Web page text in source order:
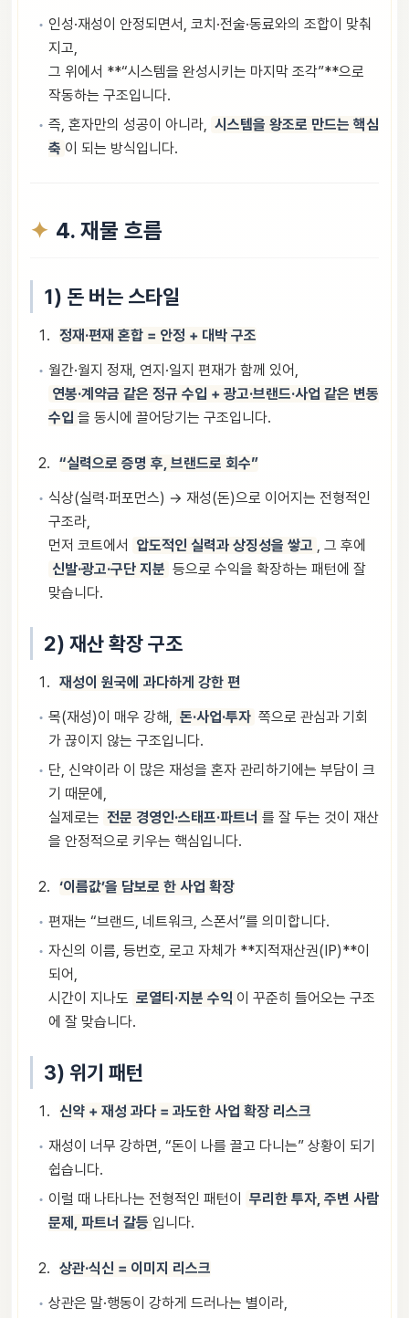
인성·재성이 안정되면서, 코치·전술·동료와의 조합이 맞춰
지고,
그 위에서 **“시스템을 완성시키는 마지막 조각”**으로
작동하는 구조입니다.
즉, 혼자만의 성공이 아니라, 시스템을 왕조로 만드는 핵심
축 이 되는 방식입니다.
4. 재물 흐름
1) 돈 버는 스타일
정재·편재 혼합 = 안정 + 대박 구조
월간·월지 정재, 연지·일지 편재가 함께 있어,
연봉·계약금 같은 정규 수입 + 광고·브랜드·사업 같은 변동
수입 을 동시에 끌어당기는 구조입니다.
“실력으로 증명 후, 브랜드로 회수”
식상(실력·퍼포먼스) → 재성(돈)으로 이어지는 전형적인
구조라,
먼저 코트에서
압도적인 실력과 상징성을 쌓고 , 그 후에
신발·광고·구단 지분 등으로 수익을 확장하는 패턴에 잘
맞습니다.
2) 재산 확장 구조
재성이 원국에 과다하게 강한 편
목(재성)이 매우 강해, 돈·사업·투자 쪽으로 관심과 기회
가 끊이지 않는 구조입니다.
단, 신약이라 이 많은 재성을 혼자 관리하기에는 부담이 크
기 때문에,
실제로는 전문 경영인·스태프·파트너 를 잘 두는 것이 재산
을 안정적으로 키우는 핵심입니다.
‘이름값’을 담보로 한 사업 확장
편재는 “브랜드, 네트워크, 스폰서”를 의미합니다.
자신의 이름, 등번호, 로고 자체가 **지적재산권(IP)**이
되어,
시간이 지나도 로열티·지분 수익 이 꾸준히 들어오는 구조
에 잘 맞습니다.
3) 위기 패턴
신약 + 재성 과다 = 과도한 사업 확장 리스크
재성이 너무 강하면, “돈이 나를 끌고 다니는” 상황이 되기
쉽습니다.
이럴 때 나타나는 전형적인 패턴이
무리한 투자, 주변 사람
문제, 파트너 갈등 입니다.
상관·식신 = 이미지 리스크
상관은 말·행동이 강하게 드러나는 별이라,